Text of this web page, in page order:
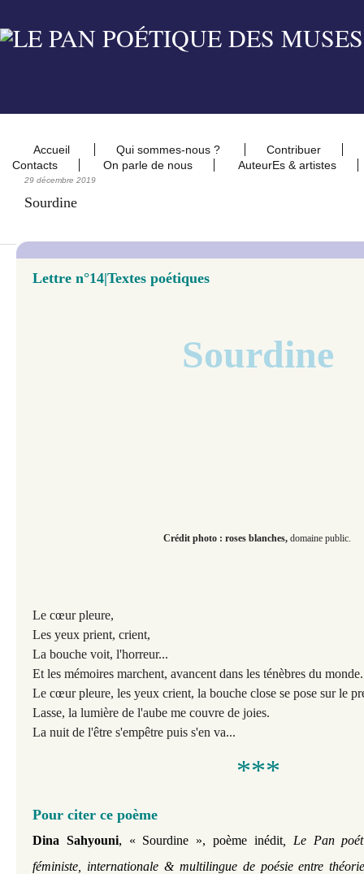
Accueil Qui sommes-nous ?
Contribuer
Contacts
On parle de nous AuteurEs & artistes
29 décembre 2019
Sourdine
Lettre n°14|Textes poétiques
Sourdine
Crédit photo : roses blanches,domaine public.
Le cœur pleure,
Les yeux prient, crient,
La bouche voit, l'horreur...
Et les mémoires marchent, avancent dans les ténèbres du monde.
Le cœur pleure, les yeux crient, la bouche close se pose sur le
Lasse, la lumière de l'aube me couvre de joies.
La nuit de l'être s'empêtre puis s'en va...
***
Pour citer ce poème
Dina Sahyouni, « Sourdine », poème inédit, Le Pan
féministe, internationale & multilingue de poésie entre